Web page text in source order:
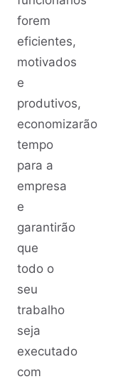
forem
eficientes,
motivados
e
produtivos,
economizarão
tempo
para a
empresa
e
garantirão
que
todo o
seu
trabalho
seja
executado
com